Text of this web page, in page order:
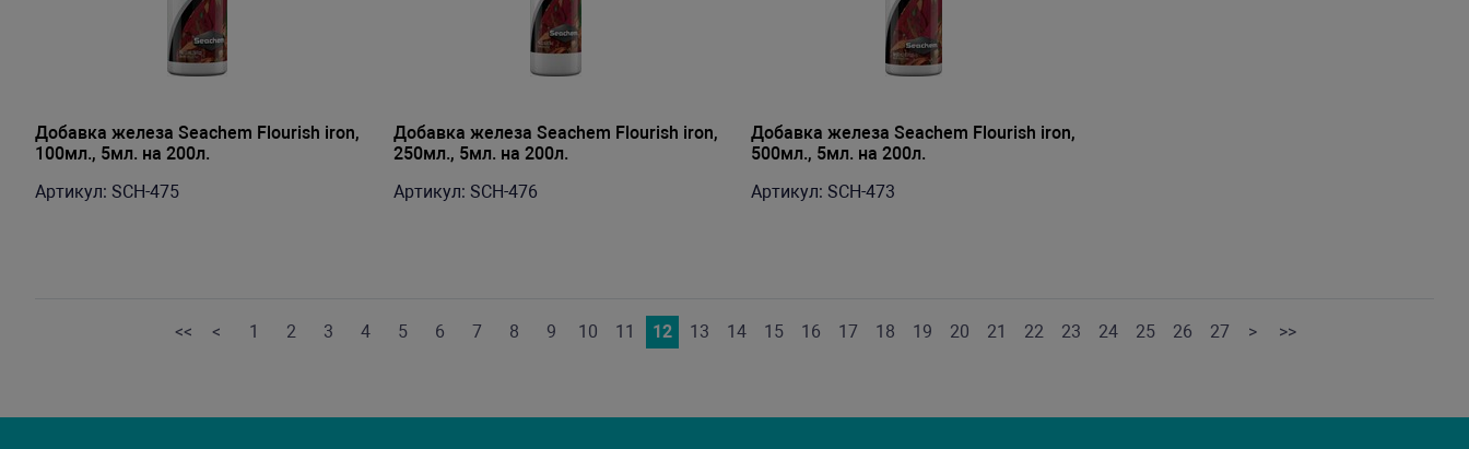
Добавка железа Seachem Flourish iron,
100мл., 5мл. на 200л.
Артикул: SCH-475
Добавка железа Seachem Flourish iron,
250мл., 5мл. на 200л.
Артикул: SCH-476
Добавка железа Seachem Flourish iron,
500мл., 5мл. на 200л.
Артикул: SCH-473
<< < 1 2 3 4 5 6 7 8 9 10 11 12 13 14 15 16 17 18 19 20 21 22 23 24 25 26 27 > >>